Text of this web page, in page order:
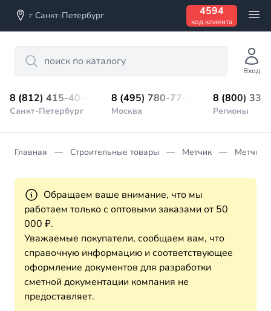
г Санкт-Петербург 4594
код клиента
Search
Вход
8 (812) 415-40-45
Санкт-Петербург
8 (495) 780-77-98
Москва
8 (800)
Регионы
Главная Строительные товары Метчик Метчик
Обращаем ваше внимание, что мы
работаем только с оптовыми заказами от 50
000 ₽.
Уважаемые покупатели, сообщаем вам, что
справочную информацию и соответствующее
оформление документов для разработки
сметной документации компания не
предоставляет.